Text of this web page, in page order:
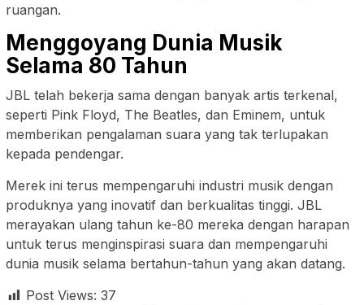
ruangan.
Menggoyang Dunia Musik
Selama 80 Tahun
JBL telah bekerja sama dengan banyak artis terkenal,
seperti Pink Floyd, The Beatles, dan Eminem, untuk
memberikan pengalaman suara yang tak terlupakan
kepada pendengar.
Merek ini terus mempengaruhi industri musik dengan
produknya yang inovatif dan berkualitas tinggi. JBL
merayakan ulang tahun ke-80 mereka dengan harapan
untuk terus menginspirasi suara dan mempengaruhi
dunia musik selama bertahun-tahun yang akan datang.
Post Views: 37